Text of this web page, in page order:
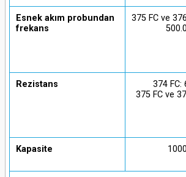
Esnek akım probundan
frekans
375 FC ve
Rezistans
374 FC:
375 FC ve
Kapasite